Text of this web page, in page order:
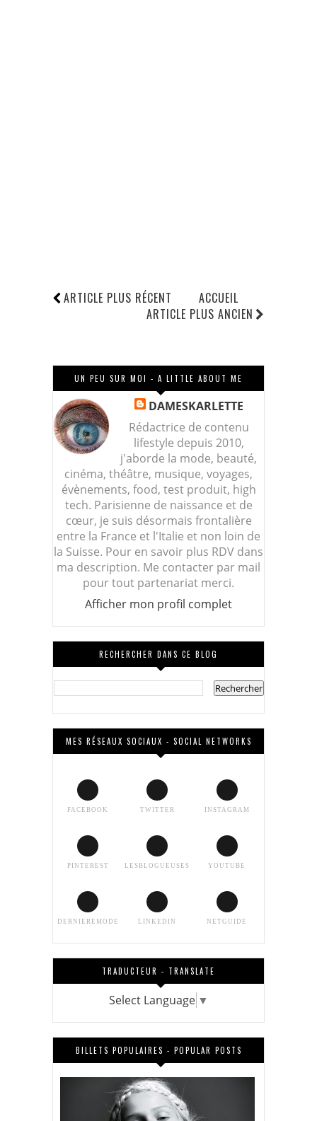
ARTICLE PLUS RÉCENT
ARTICLE PLUS ANCIEN
ACCUEIL
UN PEU SUR MOI - A LITTLE ABOUT ME
DAMESKARLETTE
Rédactrice de contenu
lifestyle depuis 2010,
j'aborde la mode, beauté,
cinéma, théâtre, musique, voyages,
évènements, food, test produit, high
tech. Parisienne de naissance et de
cœur, je suis désormais frontalière
entre la France et l'Italie et non loin de
la Suisse. Pour en savoir plus RDV dans
ma description. Me contacter par mail
pour tout partenariat merci.
Afficher mon profil complet
RECHERCHER DANS CE BLOG
MES RÉSEAUX SOCIAUX - SOCIAL NETWORKS
FACEBOOK TWITTER INSTAGRAM
PINTEREST LESBLOGUEUSES YOUTUBE
DERNIEREMODE LINKEDIN NETGUIDE
TRADUCTEUR - TRANSLATE
Select Language ▼
BILLETS POPULAIRES - POPULAR POSTS